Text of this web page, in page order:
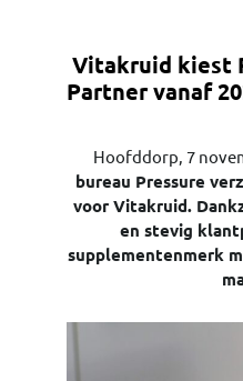
Vitakruid kiest
Partner vanaf
Hoofddorp, 7
bureau Pressure
voor Vitakruid.
en stevig
supplementenmerk